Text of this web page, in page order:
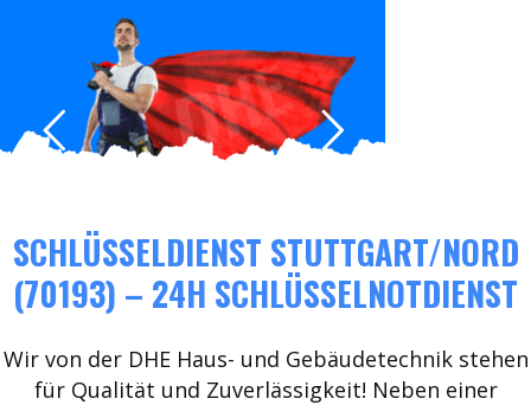
SCHLÜSSELDIENST STUTTGART/NORD
(70193) – 24H SCHLÜSSELNOTDIENST
Wir von der DHE Haus- und Gebäudetechnik stehen
für Qualität und Zuverlässigkeit! Neben einer